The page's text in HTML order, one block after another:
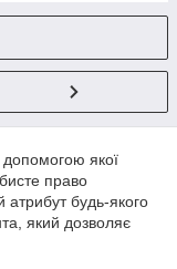
якої
право
атрибут будь-якого
який дозволяє